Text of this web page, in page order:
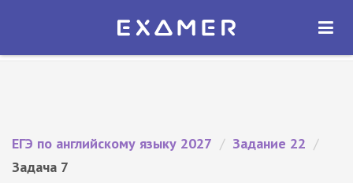
Экзамер — ЕГЭ 2027
ОТКРЫТЬ
ЕГЭ по английскому языку 2027 / Задание 22 /
Задача 7